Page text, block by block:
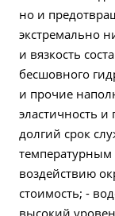
но и
экстремально
и вязкость
бесшовного
и прочие
эластичность и
долгий срок
температурным
воздействию
стоимость; -
высокий